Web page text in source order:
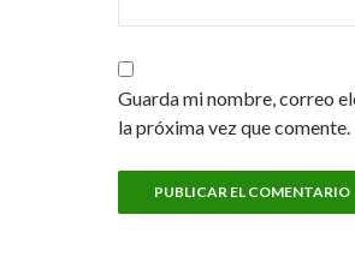
Guarda mi nombre, correo
la próxima vez que comente.